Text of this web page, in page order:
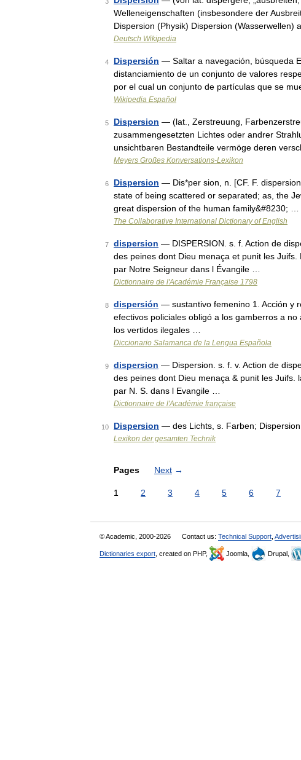
Welleneigenschaften (insbesondere der
Dispersion (Physik) Dispersion (Wasserwellen)
Deutsch Wikipedia
4 Dispersión — Saltar a navegación, búsqueda
distanciamiento de un conjunto de valores
por el cual un conjunto de partículas que se
Wikipedia Español
5 Dispersion — (lat., Zerstreuung,
zusammengesetzten Lichtes oder andrer
unsichtbaren Bestandteile vermöge deren
Meyers Großes Konversations-Lexikon
6 Dispersion — Dis*per sion, n. [CF. F.
state of being scattered or separated; as, the
great dispersion of the human family&#8230; …
The Collaborative International Dictionary of English
7 dispersion — DISPERSION. s. f. Action de
des peines dont Dieu menaça et punit les
par Notre Seigneur dans l Évangile …
Dictionnaire de l'Académie Française 1798
8 dispersión — sustantivo femenino 1. Acción y
efectivos policiales obligó a los gamberros a
los vertidos ilegales …
Diccionario Salamanca de la Lengua Española
9 dispersion — Dispersion. s. f. v. Action de
des peines dont Dieu menaça & punit les
par N. S. dans l Evangile …
Dictionnaire de l'Académie française
10 Dispersion — des Lichts, s. Farben;
Lexikon der gesamten Technik
Pages Next →
1 2 3 4 5 6 7
© Academic, 2000-2026 Contact us: Technical Support
Dictionaries export , created on PHP, Joomla, Drupal,